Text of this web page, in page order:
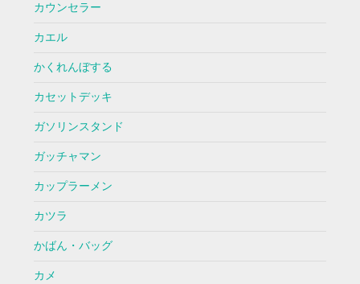
カウンセラー
カエル
かくれんぼする
カセットデッキ
ガソリンスタンド
ガッチャマン
カップラーメン
カツラ
かばん・バッグ
カメ